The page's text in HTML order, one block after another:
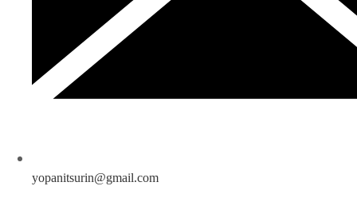
yopanitsurin@gmail.com